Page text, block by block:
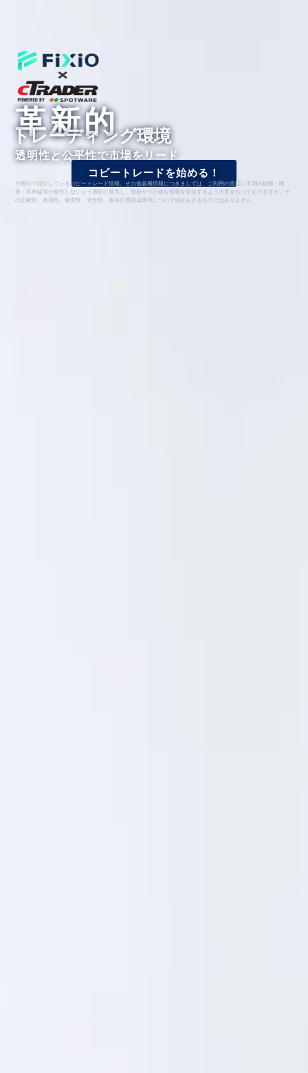
革新的
トレーディング環境
透明性と公平性で市場をリード
コピートレードを始める！
※弊社で紹介しているコピートレード情報、その他各種情報につきましては、ご利用の皆様に不測の損害・障
害・不利益等が発生しないよう適切に努力し、最新かつ正確な情報を発信するよう注意を払っておりますが、そ
の正確性、有用性、確実性、安全性、将来の運用成果等について保証をするものではありません。